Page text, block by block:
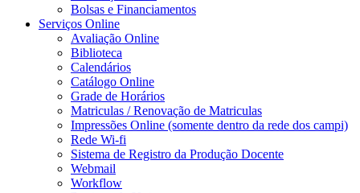
Bolsas e Financiamentos
Serviços Online
Avaliação Online
Biblioteca
Calendários
Catálogo Online
Grade de Horários
Matriculas / Renovação de Matriculas
Impressões Online (somente dentro da rede dos campi)
Rede Wi-fi
Sistema de Registro da Produção Docente
Webmail
Workflow